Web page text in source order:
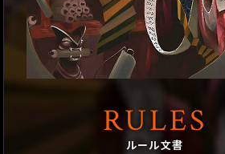
RULES
ルール文書